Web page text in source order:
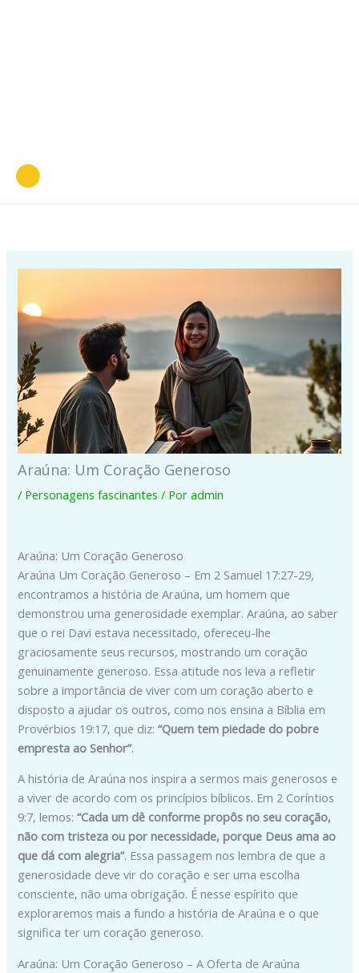
Araúna: Um Coração Generoso
/ Personagens fascinantes / Poradmin
Araúna: Um Coração Generoso
Araúna Um Coração Generoso – Em 2 Samuel 17:27-29,
encontramos a história de Araúna, um homem que
demonstrou uma generosidade exemplar. Araúna, ao saber
que o rei Davi estava necessitado, ofereceu-lhe
graciosamente seus recursos, mostrando um coração
genuinamente generoso. Essa atitude nos leva a refletir
sobre a importância de viver com um coração aberto e
disposto a ajudar os outros, como nos ensina a Bíblia em
Provérbios 19:17, que diz:“Quem tem piedade do pobre
empresta ao Senhor”.
A história de Araúna nos inspira a sermos mais generosos e
a viver de acordo com os princípios bíblicos. Em 2 Coríntios
9:7, lemos:“Cada um dê conforme propôs no seu coração,
não com tristeza ou por necessidade, porque Deus ama ao
que dá com alegria”. Essa passagem nos lembra de que a
generosidade deve vir do coração e ser uma escolha
consciente, não uma obrigação. É nesse espírito que
exploraremos mais a fundo a história de Araúna e o que
significa ter um coração generoso.
Araúna: Um Coração Generoso – A Oferta de Araúna